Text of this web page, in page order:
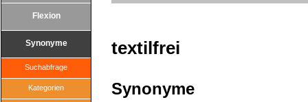
Flexion
Synonyme
Suchabfrage
Kategorien
textilfrei
Synonyme